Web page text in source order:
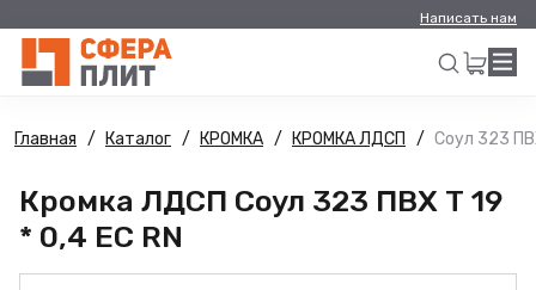
Написать нам
Искать
Главная Каталог КРОМКА КРОМКА ЛДСП Соул 323
Кромка ЛДСП Соул 323 ПВХ Т 19
* 0,4 ЕС RN